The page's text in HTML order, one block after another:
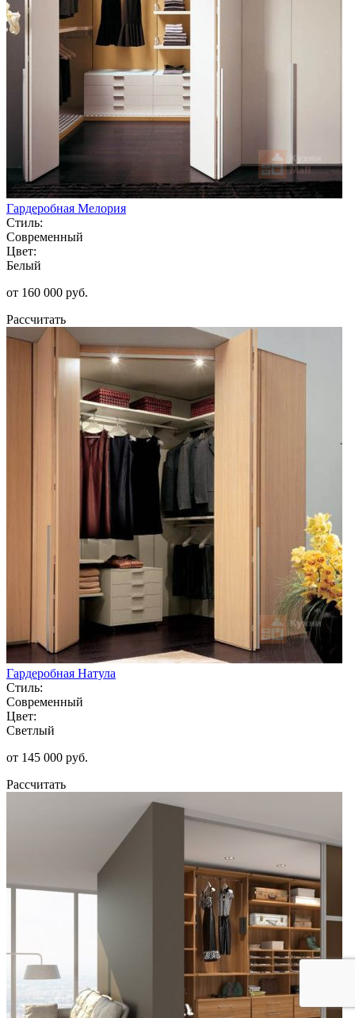
Гардеробная Мелория
Стиль:
Современный
Цвет:
Белый
от 160 000 руб.
Рассчитать
Гардеробная Натула
Стиль:
Современный
Цвет:
Светлый
от 145 000 руб.
Рассчитать